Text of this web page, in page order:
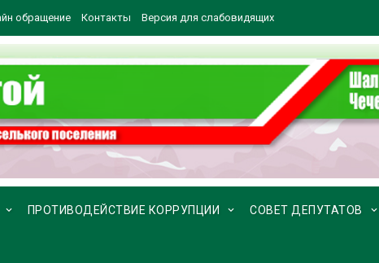
обращение Контакты Версия для слабовидящих
ПРОТИВОДЕЙСТВИЕ КОРРУПЦИИ СОВЕТ ДЕПУТАТОВ